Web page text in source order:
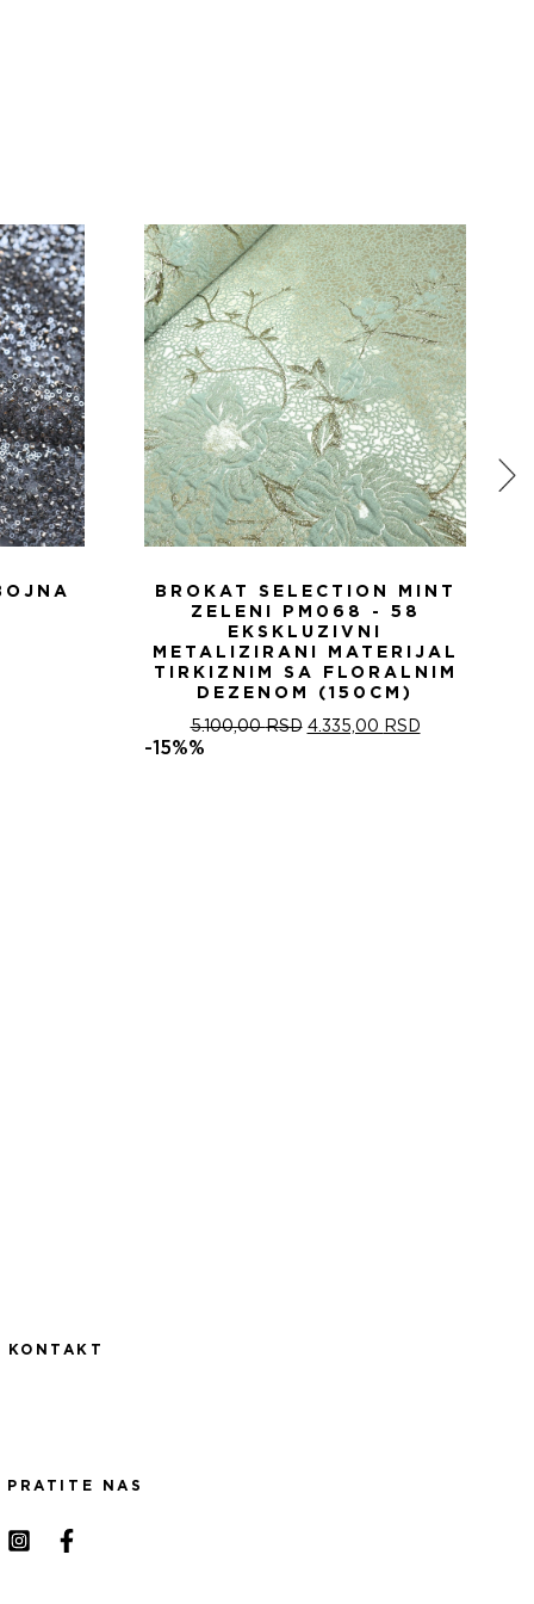
BROKAT SELECTION MINT
ZELENI PM068 - 58
EKSKLUZIVNI
METALIZIRANI MATERIJAL
TIRKIZNIM SA FLORALNIM
DEZENOM (150CM)
5.100,00RSD ОРИГИНАЛНА
4.335,00 RSDТРЕНУТНА
-15%%
KONTAKT
PRATITE NAS